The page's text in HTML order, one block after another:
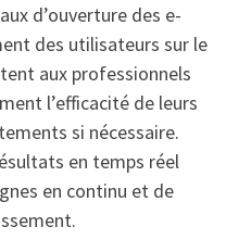
d’ouverture des e-
des utilisateurs sur le
aux professionnels
l’efficacité de leurs
si nécessaire.
en temps réel
en continu et de